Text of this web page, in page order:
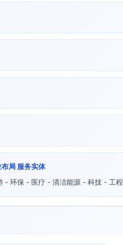
局 服务实体
- 环保 - 医疗 - 清洁能源 - 科技 - 工